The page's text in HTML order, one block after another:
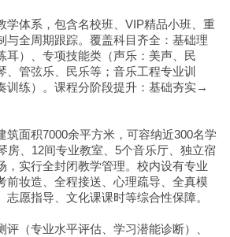
学体系，包含名校班、VIP精品小班、重
与全周期跟踪。覆盖科目齐全：基础理
耳）、专项技能类（声乐：美声、民
、管弦乐、民乐等；音乐工程专业训
训练）。课程分阶段提升：基础夯实→
筑面积7000余平方米，可容纳近300名学
房、12间专业教室、5个音乐厅、独立宿
，实行全封闭教学管理。校内设有专业
前妆造、全程接送、心理疏导、全真模
愿指导、文化课课时等综合性保障。
评（专业水平评估、学习潜能诊断）、